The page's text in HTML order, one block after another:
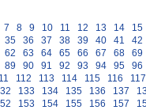
7 8 9 10 11 12 13 14
15
35 36 37 38 39 40 41
42
62 63 64 65 66 67 68
69
89 90 91 92 93 94 95
96
112 113 114 115 116
117
133 134 135 136 137
153 154 155 156 157